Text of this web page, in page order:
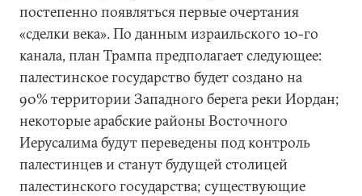
постепенно появляться первые очертания
«сделки века». По данным израильского 10-го
канала, план Трампа предполагает следующее:
палестинское государство будет создано на
90% территории Западного берега реки Иордан;
некоторые арабские районы Восточного
Иерусалима будут переведены под контроль
палестинцев и станут будущей столицей
палестинского государства; существующие